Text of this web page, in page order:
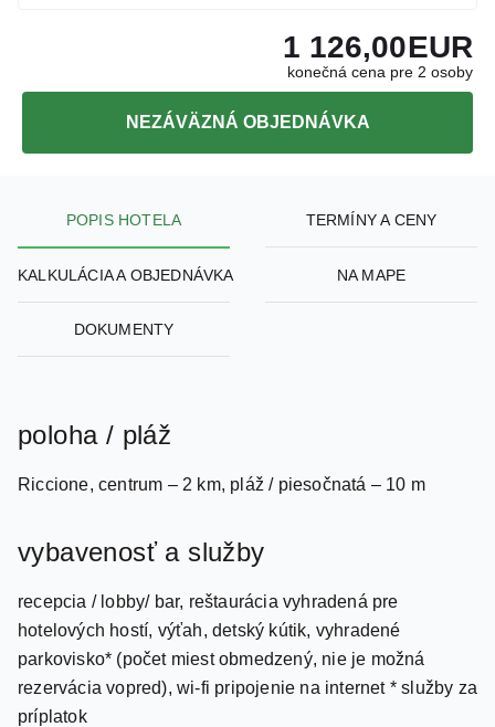
konečná cena pre 2 osoby
1 126,00EUR
NEZÁVÄZNÁ OBJEDNÁVKA
POPIS HOTELA TERMÍNY A CENY
KALKULÁCIA A OBJEDNÁVKA NA MAPE
DOKUMENTY
poloha / pláž
Riccione, centrum – 2 km, pláž / piesočnatá – 10 m
vybavenosť a služby
recepcia / lobby/ bar, reštaurácia vyhradená pre
hotelových hostí, výťah, detský kútik, vyhradené
parkovisko* (počet miest obmedzený, nie je možná
rezervácia vopred), wi-fi pripojenie na internet * služby za
príplatok